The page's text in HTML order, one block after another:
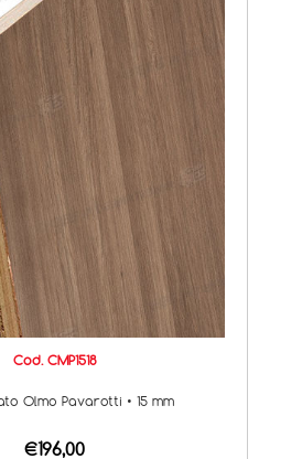
Cod. CMP1518
Olmo Pavarotti • 15 mm
€196,00